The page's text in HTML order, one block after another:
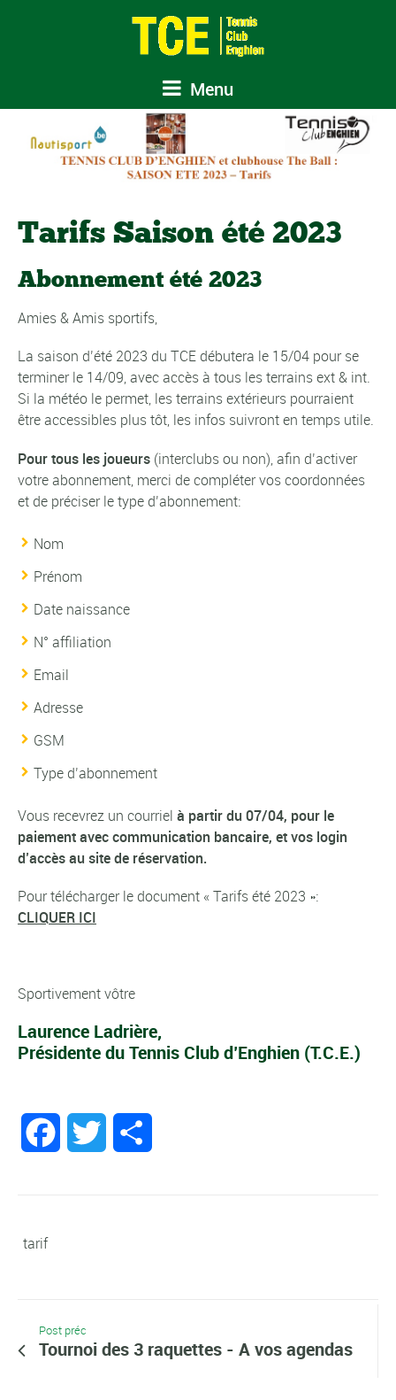
Menu
Tarifs Saison été 2023
Abonnement été 2023
Amies & Amis sportifs,
La saison d’été 2023 du TCE débutera le 15/04 pour se
terminer le 14/09, avec accès à tous les terrains ext & int.
Si la météo le permet, les terrains extérieurs pourraient
être accessibles plus tôt, les infos suivront en temps utile.
Pour tous les joueurs (interclubs ou non), afin d’activer
votre abonnement, merci de compléter vos coordonnées
et de préciser le type d’abonnement:
Nom
Prénom
Date naissance
N° affiliation
Email
Adresse
GSM
Type d’abonnement
Vous recevrez un courriel à partir du 07/04, pour le
paiement avec communication bancaire, et vos login
d’accès au site de réservation.
Pour télécharger le document « Tarifs été 2023 »:
CLIQUER ICI
Sportivement vôtre
Laurence Ladrière,
Présidente du Tennis Club d’Enghien (T.C.E.)
FacebookTwitter
tarif
Post préc
Tournoi des 3 raquettes - A vos agendas